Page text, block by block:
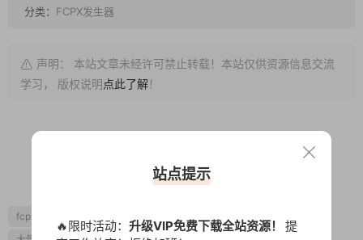
分类： FCPX发生器
声明： 本站文章未经许可禁止转载！本站仅供资源信息交流
学习， 版权说明点此了解！
0 0
fcpx三维动画
站点提示
🔥限时活动： 升级VIP免费下载全站资源！ 提